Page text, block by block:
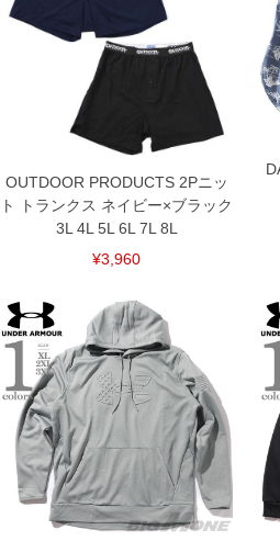
COLOR VARIATION
OUTDOOR PRODUCTS 2Pニッ
ト トランクス ネイビー×ブラック
3L 4L 5L 6L 7L 8L
¥3,960